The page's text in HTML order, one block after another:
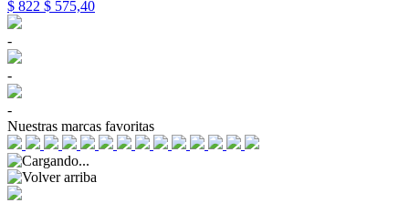
$ 822 $ 575,40
-
-
-
Nuestras marcas favoritas